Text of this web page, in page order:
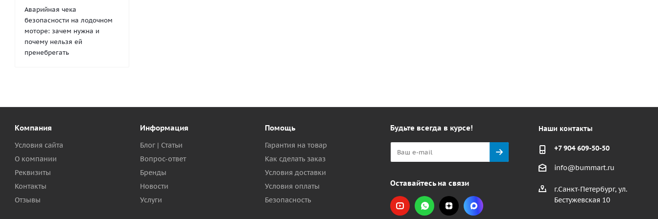
Аварийная чека
безопасности на лодочном
моторе: зачем нужна и
почему нельзя ей
пренебрегать
Компания
Условия сайта
О компании
Реквизиты
Контакты
Отзывы
Информация
Блог | Статьи
Вопрос-ответ
Бренды
Новости
Услуги
Помощь
Гарантия на товар
Как сделать заказ
Условия доставки
Условия оплаты
Безопасность
Будьте всегда в курсе!
Оставайтесь на связи
Наши контакты
+7 904 609-50-50
info@bummart.ru
г.Санкт-Петербург, ул.
Бестужевская 10